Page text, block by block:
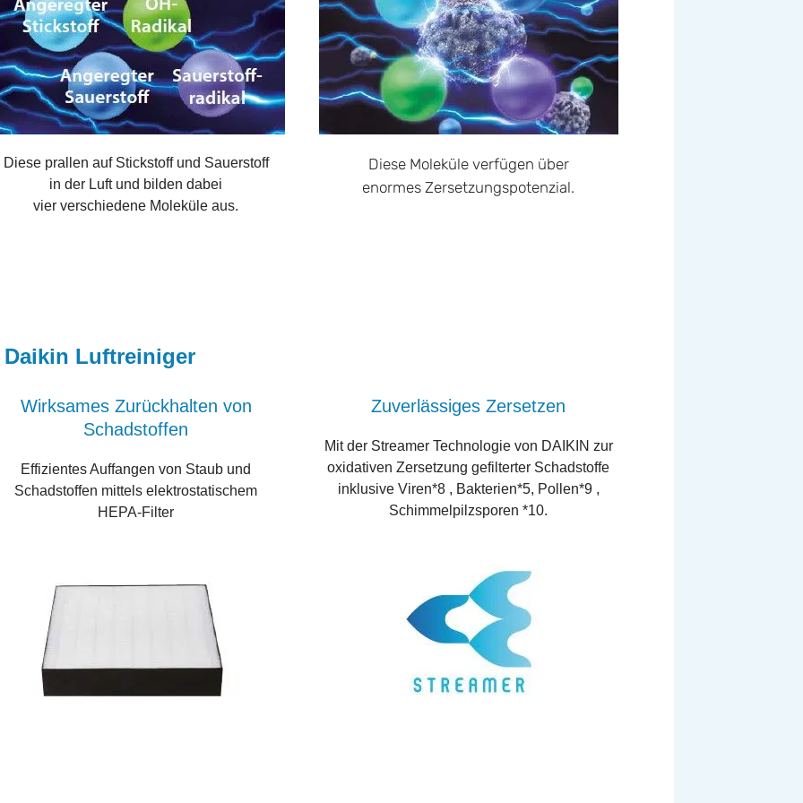
Diese prallen auf Stickstoff und Sauerstoff
in der Luft und bilden dabei
vier verschiedene Moleküle aus.
Diese Moleküle verfügen über
enormes Zersetzungspotenzial.
Daikin Luftreiniger
Wirksames Zurückhalten von
Schadstoffen
Effizientes Auffangen von Staub und
Schadstoffen mittels elektrostatischem
HEPA-Filter
Zuverlässiges Zersetzen
Mit der Streamer Technologie von DAIKIN zur
oxidativen Zersetzung gefilterter Schadstoffe
inklusive Viren*8 , Bakterien*5, Pollen*9 ,
Schimmelpilzsporen *10.